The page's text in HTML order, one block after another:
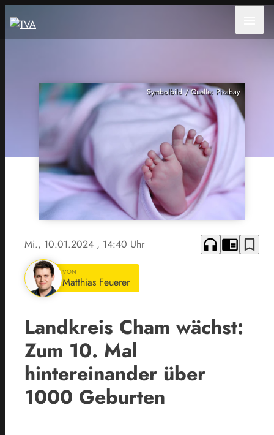
Symbolbild / Quelle: Pixabay
Mi., 10.01.2024 , 14:40 Uhr headphones chrome_reader_mode bookmark_border
VON
Matthias Feuerer
Landkreis Cham wächst:
Zum 10. Mal
hintereinander über
1000 Geburten